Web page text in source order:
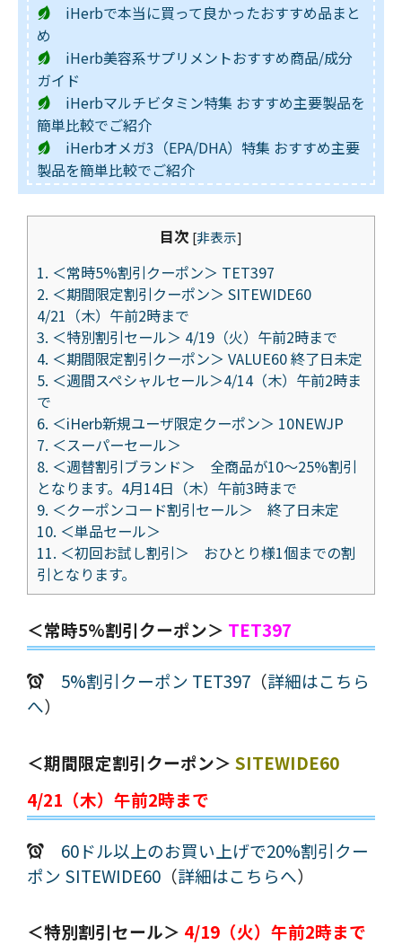
iHerbで本当に買って良かったおすすめ品まと
め
iHerb美容系サプリメントおすすめ商品/成分
ガイド
iHerbマルチビタミン特集 おすすめ主要製品を
簡単比較でご紹介
iHerbオメガ3（EPA/DHA）特集 おすすめ主要
製品を簡単比較でご紹介
目次 [非表示]
1. ＜常時5%割引クーポン＞ TET397
2. ＜期間限定割引クーポン＞ SITEWIDE60
4/21（木）午前2時まで
3. ＜特別割引セール＞ 4/19（火）午前2時まで
4. ＜期間限定割引クーポン＞ VALUE60 終了日未定
5. ＜週間スペシャルセール＞4/14（木）午前2時ま
で
6. ＜iHerb新規ユーザ限定クーポン＞ 10NEWJP
7. ＜スーパーセール＞
8. ＜週替割引ブランド＞ 全商品が10～25%割引
となります。4月14日（木）午前3時まで
9. ＜クーポンコード割引セール＞ 終了日未定
10. ＜単品セール＞
11. ＜初回お試し割引＞ おひとり様1個までの割
引となります。
＜常時5%割引クーポン＞ TET397
5%割引クーポン TET397 （詳細はこちら
へ）
＜期間限定割引クーポン＞ SITEWIDE60
4/21（木）午前2時まで
60ドル以上のお買い上げで20%割引クー
ポン SITEWIDE60 （詳細はこちらへ）
＜特別割引セール＞ 4/19（火）午前2時まで